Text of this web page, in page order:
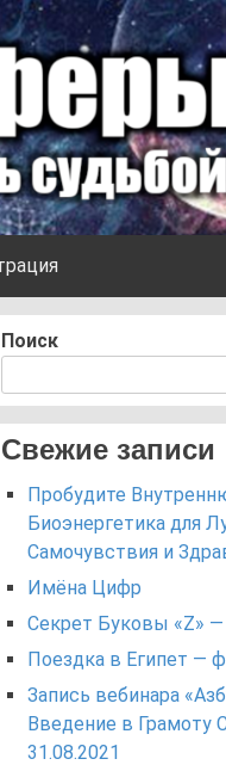
Поиск
Свежие записи
Пробудите
Биоэнергетика для
Самочувствия и
Имёна Цифр
Секрет Буковы «Z» —
Поездка в Египет —
Запись вебинара
Введение в Грамоту
31.08.2021